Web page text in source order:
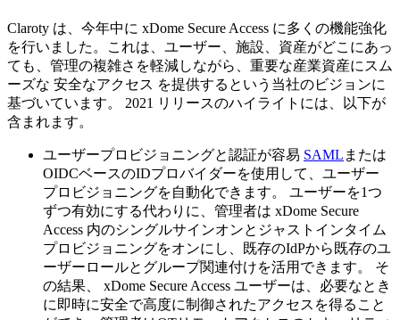
Claroty は、今年中に xDome Secure Access に多くの機能強化
を行いました。これは、ユーザー、施設、資産がどこにあっ
ても、管理の複雑さを軽減しながら、重要な産業資産にスム
ーズな 安全なアクセス を提供するという当社のビジョンに
基づいています。 2021 リリースのハイライトには、以下が
含まれます。
ユーザープロビジョニングと認証が容易 SAML または
OIDCベースのIDプロバイダーを使用して、ユーザー
プロビジョニングを自動化できます。 ユーザーを1つ
ずつ有効にする代わりに、管理者は xDome Secure
Access 内のシングルサインオンとジャストインタイム
プロビジョニングをオンにし、既存のIdPから既存のユ
ーザーロールとグループ関連付けを活用できます。 そ
の結果、 xDome Secure Access ユーザーは、必要なとき
に即時に安全で高度に制御されたアクセスを得ること